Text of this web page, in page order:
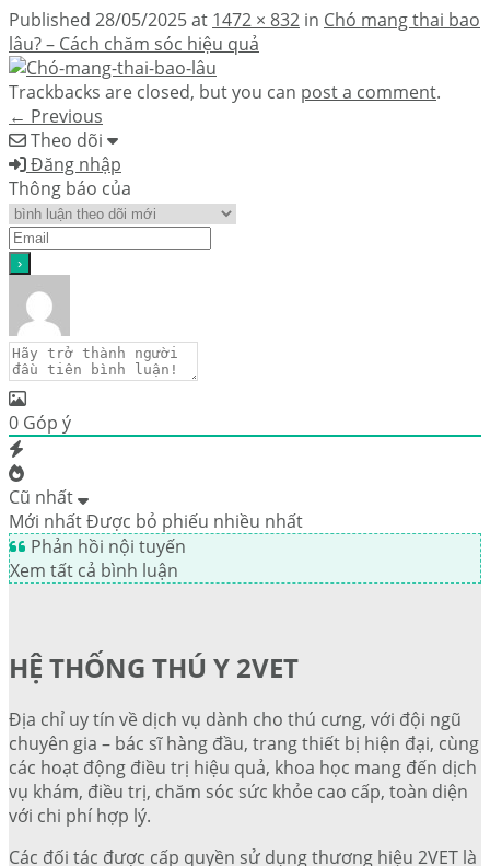
Published 28/05/2025at 1472 × 832 in Chó mang thai bao
lâu? – Cách chăm sóc hiệu quả
Trackbacks are closed, but you can post a comment.
← Previous
Theo dõi
Đăng nhập
Thông báo của
0 Góp ý
Cũ nhất
Mới nhấtĐược bỏ phiếu nhiều nhất
Phản hồi nội tuyến
Xem tất cả bình luận
HỆ THỐNG THÚ Y 2VET
Địa chỉ uy tín về dịch vụ dành cho thú cưng, với đội ngũ
chuyên gia – bác sĩ hàng đầu, trang thiết bị hiện đại, cùng
các hoạt động điều trị hiệu quả, khoa học mang đến dịch
vụ khám, điều trị, chăm sóc sức khỏe cao cấp, toàn diện
với chi phí hợp lý.
Các đối tác được cấp quyền sử dụng thương hiệu 2VET là